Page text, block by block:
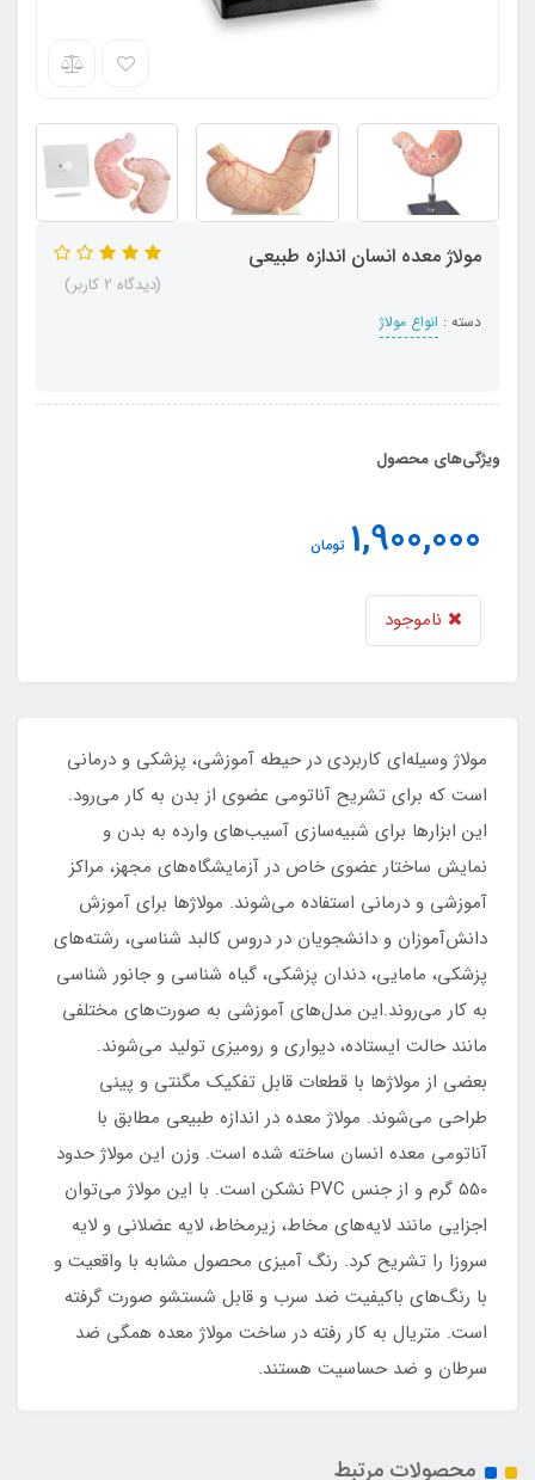
مولاژ معده انسان اندازه طبیعی
دسته : انواع مولاژ
(دیدگاه 2 کاربر)
ویژگی‌های محصول
1,900,000 تومان
ناموجود
مولاژ وسیله‌ای کاربردی در حیطه آموزشی، پزشکی و درمانی
است که برای تشریح آناتومی عضوی از بدن به کار می‌رود.
این ابزارها برای شبیه‌سازی آسیب‌های وارده به بدن و
نمایش ساختار عضوی خاص در آزمایشگاه‌های مجهز، مراکز
آموزشی و درمانی استفاده می‌شوند. مولاژها برای آموزش
دانش‌آموزان و دانشجویان در دروس کالبد شناسی، رشته‌های
پزشکی، مامایی، دندان پزشکی، گیاه شناسی و جانور شناسی
به کار می‌روند.این مدل‌های آموزشی به صورت‌های مختلفی
مانند حالت ایستاده، دیواری و رومیزی تولید می‌شوند.
بعضی از مولاژها با قطعات قابل تفکیک مگنتی و پینی
طراحی می‌شوند. مولاژ معده در اندازه طبیعی مطابق با
آناتومی معده انسان ساخته شده است. وزن این مولاژ حدود
550 گرم و از جنس PVC نشکن است. با این مولاژ می‌توان
اجزایی مانند لایه‌های مخاط، زیرمخاط، لایه عضلانی و لایه
سروزا را تشریح کرد. رنگ آمیزی محصول مشابه با واقعیت و
با رنگ‌های باکیفیت ضد سرب و قابل شستشو صورت گرفته
است. متریال به کار رفته در ساخت مولاژ معده همگی ضد
سرطان و ضد حساسیت هستند.
محصولات مرتبط